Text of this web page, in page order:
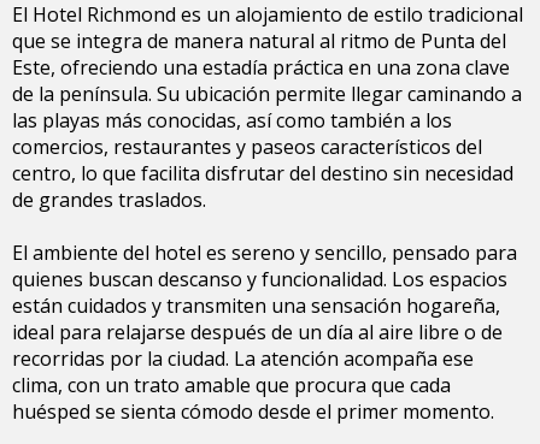
El Hotel Richmond es un alojamiento de estilo tradicional
que se integra de manera natural al ritmo de Punta del
Este, ofreciendo una estadía práctica en una zona clave
de la península. Su ubicación permite llegar caminando a
las playas más conocidas, así como también a los
comercios, restaurantes y paseos característicos del
centro, lo que facilita disfrutar del destino sin necesidad
de grandes traslados.
El ambiente del hotel es sereno y sencillo, pensado para
quienes buscan descanso y funcionalidad. Los espacios
están cuidados y transmiten una sensación hogareña,
ideal para relajarse después de un día al aire libre o de
recorridas por la ciudad. La atención acompaña ese
clima, con un trato amable que procura que cada
huésped se sienta cómodo desde el primer momento.